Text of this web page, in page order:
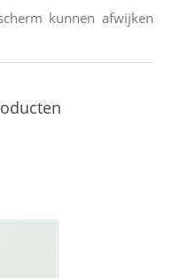
kunnen afwijken